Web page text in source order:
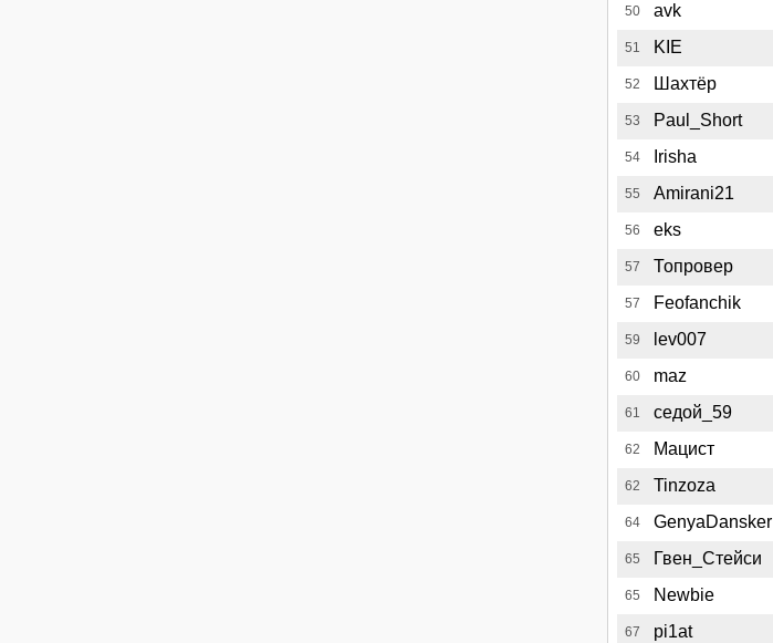
50 avk
51 KIE
52 Шахтёр
53 Paul_Short
54 Irisha
55 Amirani21
56 eks
57 Топровер
57 Feofanchik
59 lev007
60 maz
61 седой_59
62 Мацист
62 Tinzoza
64 GenyaDansker
65 Гвен_Стейси
65 Newbie
67 pi1at